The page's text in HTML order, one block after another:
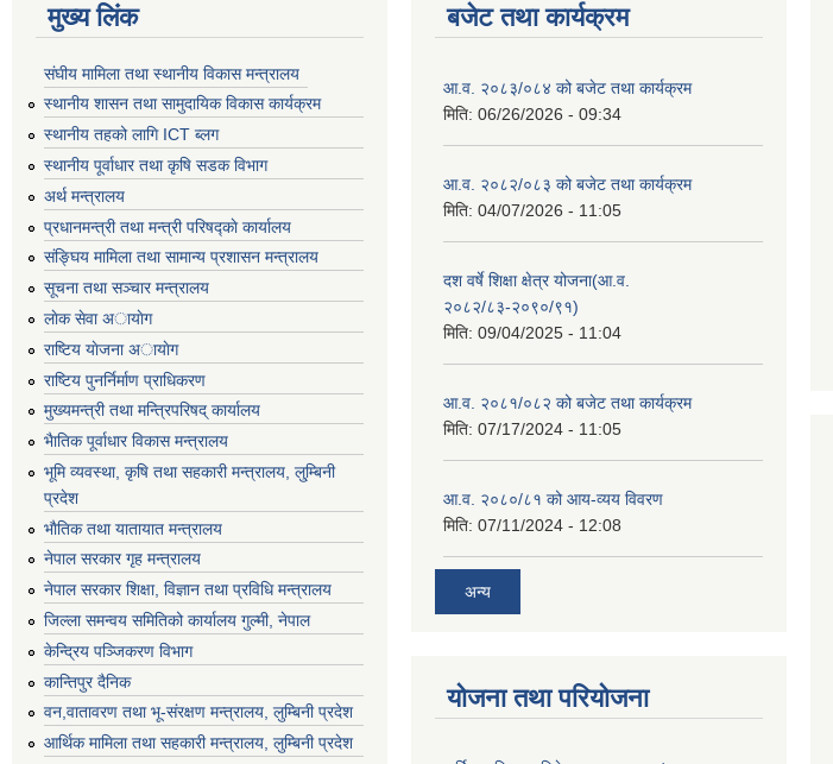
मुख्य लिंक
संघीय मामिला तथा स्थानीय विकास मन्त्रालय
स्थानीय शासन तथा सामुदायिक विकास कार्यक्रम
स्थानीय तहको लागि ICT ब्लग
स्थानीय पूर्वाधार तथा कृषि सडक विभाग
अर्थ मन्त्रालय
प्रधानमन्त्री तथा मन्त्री परिषद्काे कार्यालय
संङ्घिय मामिला तथा सामान्य प्रशासन मन्त्रालय
सूचना तथा सञ्चार मन्त्रालय
लाेक सेवा अायाेग
राष्टिय याेजना अायाेग
राष्टिय पुनर्निर्माण प्राधिकरण
मुख्यमन्त्री तथा मन्त्रिपरिषद् कार्यालय
भैातिक पूर्वाधार विकास मन्त्रालय
भूमि व्यवस्था, कृषि तथा सहकारी मन्त्रालय, लु्म्बिनी
प्रदेश
भाैतिक तथा यातायात मन्त्रालय
नेपाल सरकार गृह मन्त्रालय
नेपाल सरकार शिक्षा, विज्ञान तथा प्रविधि मन्त्रालय
जिल्ला समन्वय समितिको कार्यालय गुल्मी, नेपाल
केन्द्रिय पञ्जिकरण विभाग
कान्तिपुर दैनिक
वन,वातावरण तथा भू-संरक्षण मन्त्रालय, लुम्बिनी प्रदेश
आर्थिक मामिला तथा सहकारी मन्त्रालय, लुम्बिनी प्रदेश
बजेट तथा कार्यक्रम
आ.व. २०८३/०८४ को बजेट तथा कार्यक्रम
मिति: 06/26/2026 - 09:34
आ.व. २०८२/०८३ को बजेट तथा कार्यक्रम
मिति: 04/07/2026 - 11:05
दश वर्षे शिक्षा क्षेत्र योजना(आ.व.
२०८२/८३-२०९०/९१)
मिति: 09/04/2025 - 11:04
आ.व. २०८१/०८२ को बजेट तथा कार्यक्रम
मिति: 07/17/2024 - 11:05
आ.व. २०८०/८१ को आय-व्यय विवरण
मिति: 07/11/2024 - 12:08
अन्य
योजना तथा परियोजना